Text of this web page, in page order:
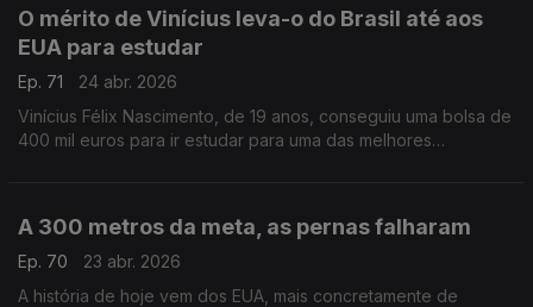
O mérito de Vinícius leva-o do Brasil até aos
EUA para estudar
Ep. 71
24 abr. 2026
Vinícius Félix Nascimento, de 19 anos, conseguiu uma bolsa de
400 mil euros para ir estudar para uma das melhores
A 300 metros da meta, as pernas falharam
Ep. 70
23 abr. 2026
A história de hoje vem dos EUA, mais concretamente de